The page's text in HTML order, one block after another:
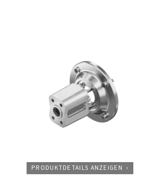
PRODUKTDETAILS ANZEIGEN